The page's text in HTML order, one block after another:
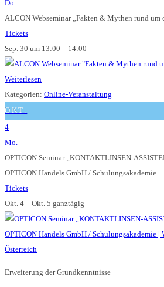
Do.
ALCON Webseminar „Fakten & Mythen rund um
Tickets
Sep. 30 um 13:00 – 14:00
Weiterlesen
Kategorien: Online-Veranstaltung
OKT.
4
Mo.
OPTICON Seminar „KONTAKTLINSEN-
OPTICON Handels GmbH / Schulungsakademie
Tickets
Okt. 4 – Okt. 5 ganztägig
Erweiterung der Grundkenntnisse